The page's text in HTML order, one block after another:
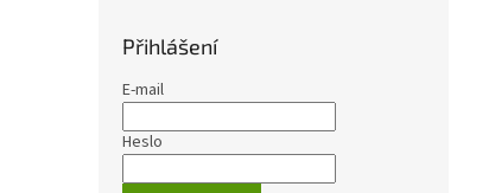
Přihlášení
E-mail
Heslo